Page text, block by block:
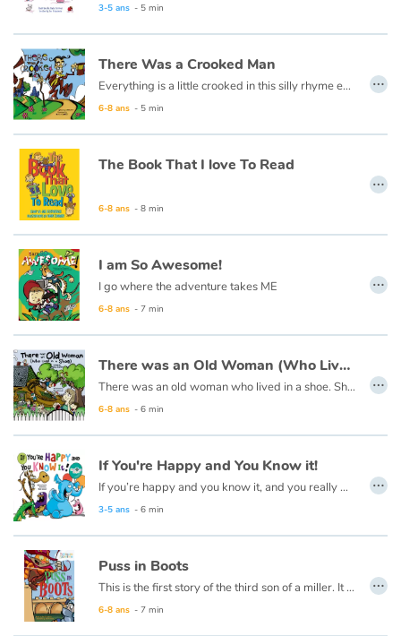
Fable, mythe, littérature et poésie
Princesses et princes, rois, reines et dragons
Ogres, monstres et sorcières
Héroïnes et héros
Écologie, nature, saisons
Les animaux
Voyage, épopée, enquête, aventure
Autour du monde
Apprentissage
Art, espace, activité
Documentaires
En famille
Quotidien et loisirs
À l'école
Fêtes et évènements
3-5 ans - 5 min
There Was a Crooked Man
Everything is a little crooked in this silly rhyme everyone loves to recite.
6-8 ans - 5 min
…
The Book That I love To Read
6-8 ans - 8 min
…
I am So Awesome!
I go where the adventure takes ME
6-8 ans - 7 min
…
There was an Old Woman (Who Lived in a Shoe)
There was an old woman who lived in a shoe. She had so many children, she didn’t know what to do.
6-8 ans - 6 min
…
If You're Happy and You Know it!
If you’re happy and you know it, and you really want to show it…party like an animal in this silly, colorful book!
3-5 ans - 6 min
…
Puss in Boots
This is the first story of the third son of a miller. It is also the story of a cat...
6-8 ans - 7 min
…